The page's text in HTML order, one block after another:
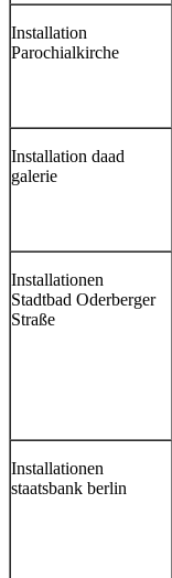
Installation
Parochialkirche
Installation daad
galerie
Installationen
Stadtbad Oderberger
Straße
Installationen
staatsbank berlin